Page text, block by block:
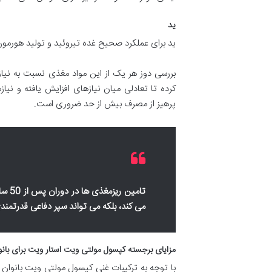
ید
ید برای عملکرد صحیح غده تیروئید و تولید
کرده تا تعادلی میان نیازهای افزایش یافته و
پرهیز از مصرف بیش از حد ضروری است.
می کند، بلکه می تواند سپر دفاعی
مزایای برجسته کپسول مولتی ویت استار ویت برای